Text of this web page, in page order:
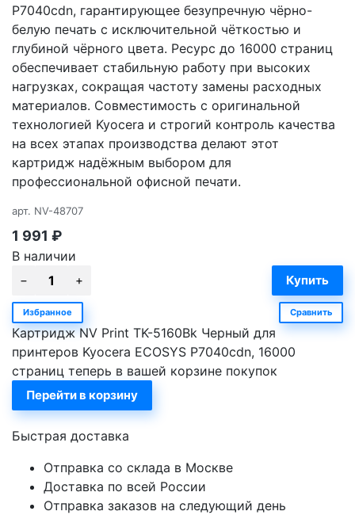
P7040cdn, гарантирующее безупречную чёрно-
белую печать с исключительной чёткостью и
глубиной чёрного цвета. Ресурс до 16000 страниц
обеспечивает стабильную работу при высоких
нагрузках, сокращая частоту замены расходных
материалов. Совместимость с оригинальной
технологией Kyocera и строгий контроль качества
на всех этапах производства делают этот
картридж надёжным выбором для
профессиональной офисной печати.
арт. NV-48707
1 991 ₽
В наличии
Избранное Сравнить
Картридж NV Print TK-5160Bk Черный для
принтеров Kyocera ECOSYS P7040cdn, 16000
страниц теперь в вашей корзине покупок
Перейти в корзину
Быстрая доставка
Отправка со склада в Москве
Доставка по всей России
Отправка заказов на следующий день